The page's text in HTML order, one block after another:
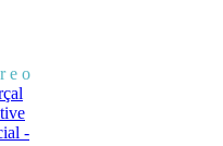
e o
-